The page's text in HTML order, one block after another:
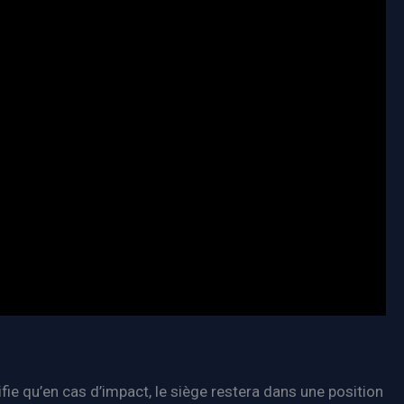
qu’en cas d’impact, le siège restera dans une position